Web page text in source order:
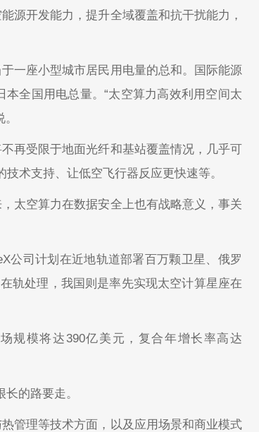
源开发能力，提升全域覆盖和抗干扰能力，
一座小型城市居民用电量的总和。国际能源
全国用电总量。“太空算力高效利用空间太
再受限于地面光纤和基站覆盖情况，几乎可
术支持、让低空飞行器反应更快速等。
太空算力在数据安全上也有战略意义，事关
公司计划在近地轨道部署百万颗卫星、俄罗
轨处理，我国则是率先实现太空计算星座在
规模将达390亿美元，复合年增长率高达
的路要走。
管理等技术方面，以及应用场景和商业模式